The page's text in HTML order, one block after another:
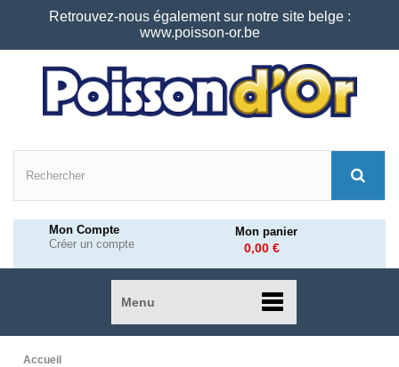
Retrouvez-nous également sur notre site belge :
www.poisson-or.be
Mon Compte
Créer un compte
Mon panier
0,00 €
Menu
Accueil